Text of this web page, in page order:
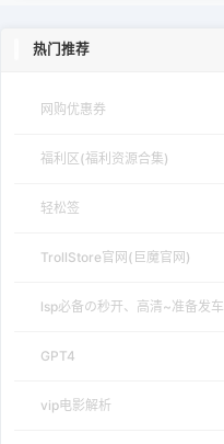
热门推荐
网购优惠券
福利区(福利资源合集)
轻松签
TrollStore官网(巨魔官网)
lsp必备の秒开、高清~准备发车
GPT4
vip电影解析